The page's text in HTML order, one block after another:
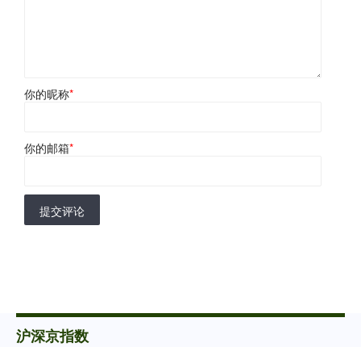
你的昵称*
你的邮箱*
提交评论
沪深京指数